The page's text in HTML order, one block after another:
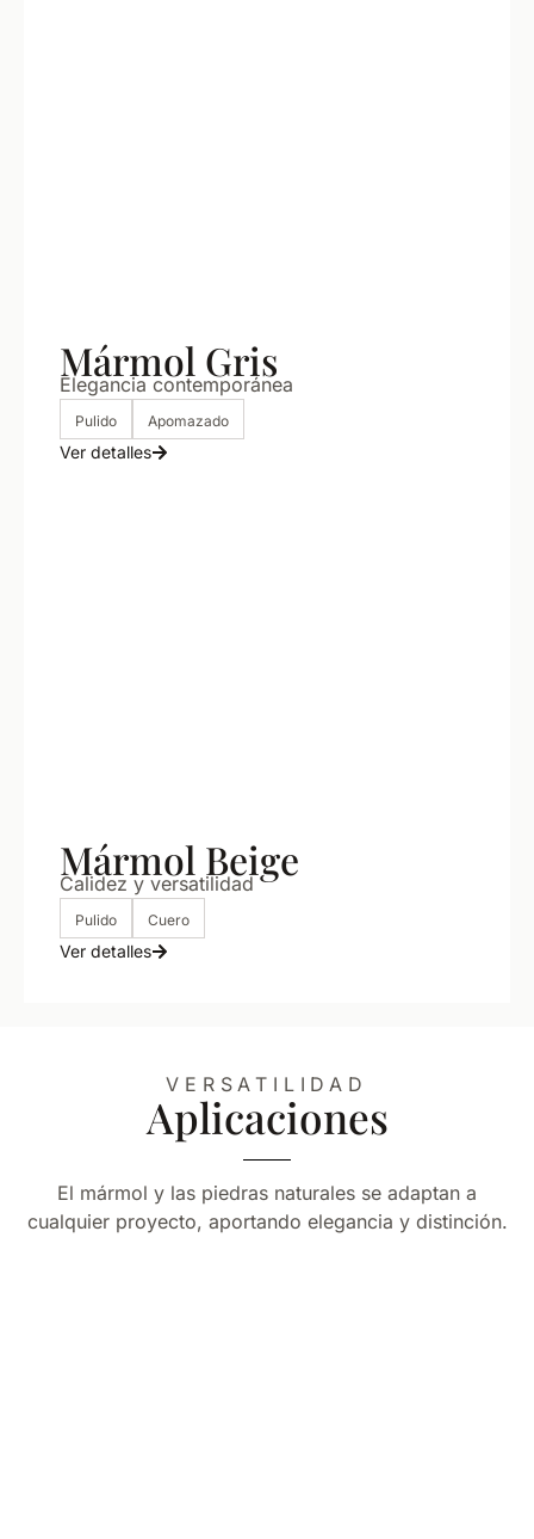
Mármol Gris
Elegancia contemporánea
Pulido Apomazado
Ver detalles
Mármol Beige
Calidez y versatilidad
Pulido Cuero
Ver detalles
VERSATILIDAD
Aplicaciones
El mármol y las piedras naturales se adaptan a
cualquier proyecto, aportando elegancia y distinción.